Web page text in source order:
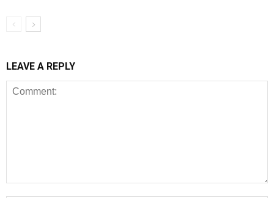
LEAVE A REPLY